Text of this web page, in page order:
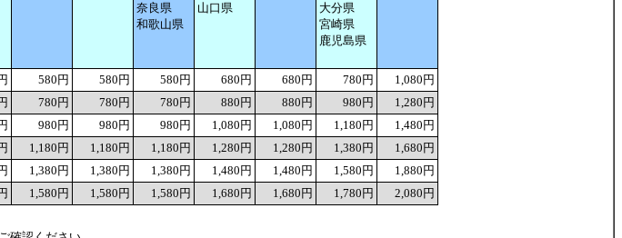
奈良県
和歌山県
山口県
大分県
宮崎県
鹿児島県
580円 580円 580円 680円 680円 780円
1,080円
780円 780円 780円 880円 880円 980円
1,280円
980円 980円 980円 1,080円 1,080円 1,180円
1,480円
1,180円 1,180円 1,180円 1,280円 1,280円 1,380円
1,680円
1,380円 1,380円 1,380円 1,480円 1,480円 1,580円
1,880円
1,580円 1,580円 1,580円 1,680円 1,680円 1,780円
2,080円